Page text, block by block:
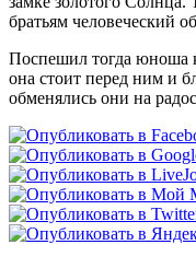
братьям человеческий
Поспешил тогда юноша
она стоит перед ним и
обменялись они на